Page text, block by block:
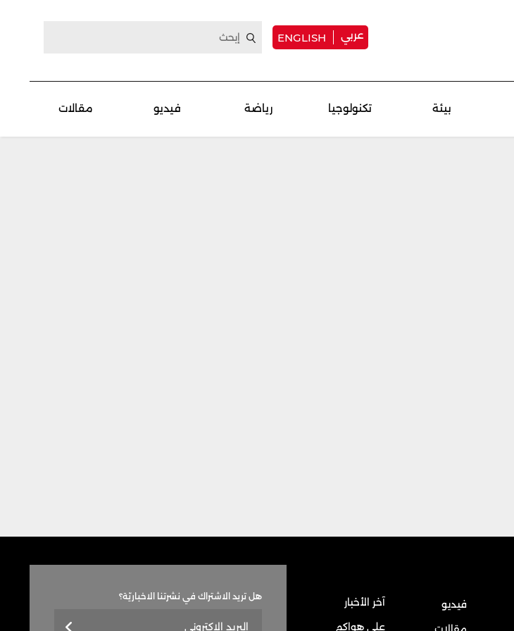
عربي ENGLISH
بيئة تكنولوجيا رياضة فيديو مقالات
فيديو
آخر الأخبار
على هواكم
هل تريد الاشتراك في نشرتنا الاخباريّة؟